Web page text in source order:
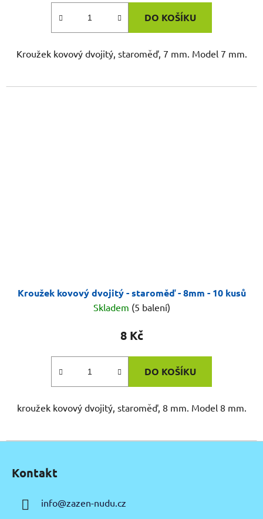
DO KOŠÍKU
Kroužek kovový dvojitý, staroměď, 7 mm. Model 7 mm.
Kroužek kovový dvojitý - staroměď - 8mm - 10 kusů
Skladem (5 balení)
8 Kč
DO KOŠÍKU
kroužek kovový dvojitý, staroměď, 8 mm. Model 8 mm.
Kontakt
info@zazen-nudu.cz